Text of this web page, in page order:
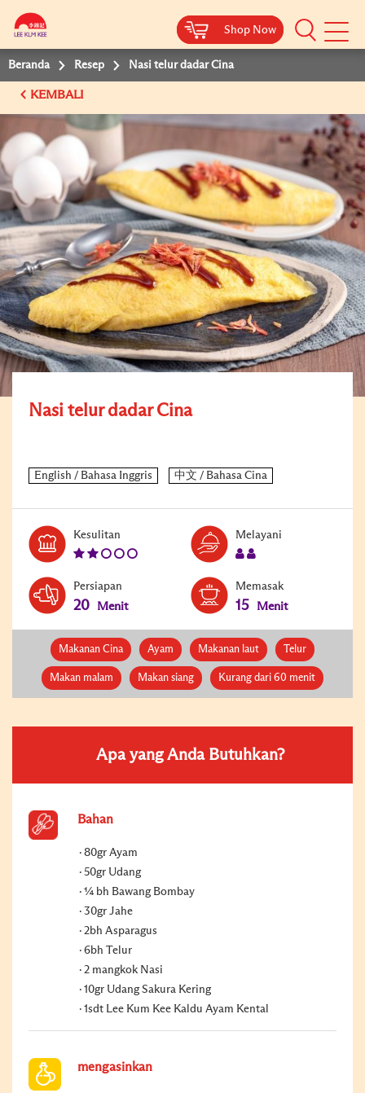
Shop Now
Shop Now
Beranda Resep Nasi telur dadar Cina
KEMBALI
Nasi telur dadar Cina
Kesulitan Melayani
Persiapan
20 Menit
Memasak
15 Menit
Makanan Cina Ayam Makanan laut Telur
Makan malam Makan siang Kurang dari 60 menit
Apa yang Anda Butuhkan?
Bahan
80gr Ayam
50gr Udang
¼ bh Bawang Bombay
30gr Jahe
2bh Asparagus
6bh Telur
2 mangkok Nasi
10gr Udang Sakura Kering
1sdt Lee Kum Kee Kaldu Ayam Kental
mengasinkan